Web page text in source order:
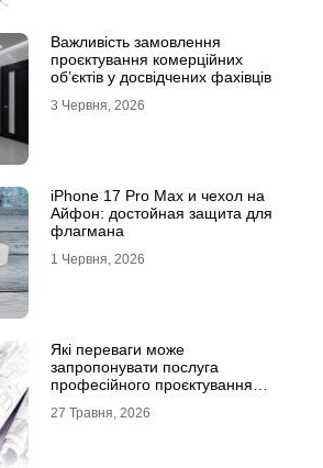
Важливість замовлення
проєктування комерційних
об’єктів у досвідчених фахівців
3 Червня, 2026
iPhone 17 Pro Max и чехол на
Айфон: достойная защита для
флагмана
1 Червня, 2026
Які переваги може
запропонувати послуга
професійного проєктування
27 Травня, 2026